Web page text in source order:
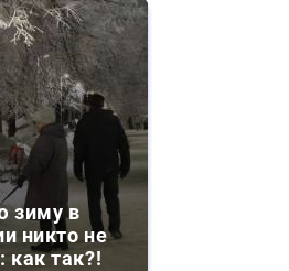
зиму в
никто не
как так?!